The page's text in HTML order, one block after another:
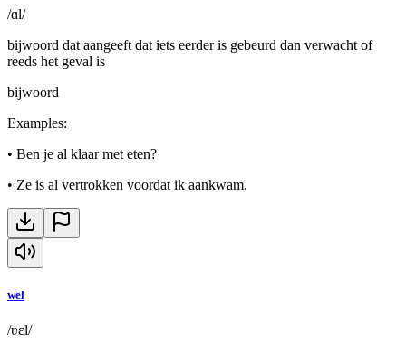
/ɑl/
bijwoord dat aangeeft dat iets eerder is gebeurd dan verwacht of
reeds het geval is
bijwoord
Examples:
• Ben je al klaar met eten?
• Ze is al vertrokken voordat ik aankwam.
wel
/ʋɛl/